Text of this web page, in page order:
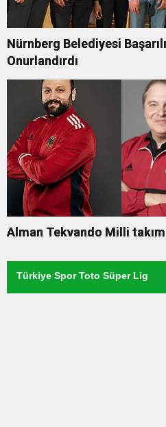
Nürnberg Belediyesi
Onurlandırdı
Alman Tekvando Milli